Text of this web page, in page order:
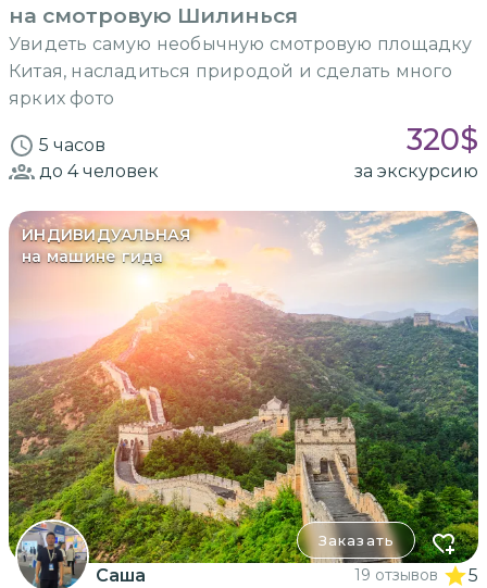
на смотровую Шилинься
Увидеть самую необычную смотровую площадку
Китая, насладиться природой и сделать много
ярких фото
5 часов 320$
до 4человек за экскурсию
ИНДИВИДУАЛЬНАЯ
на машине гида
Заказать
Саша 19 отзывов 5